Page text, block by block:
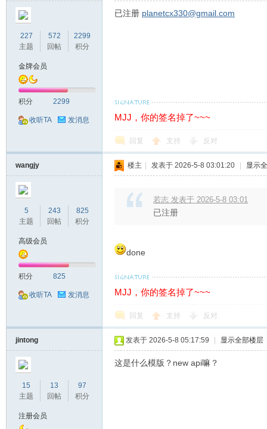
227
主题
572
回帖
2299
积分
金牌会员
积分 2299
收听TA 发消息
已注册 planetcx330@gmail.com
MJJ，你的签名掉了~~~
回复 支持 反对
wangjy
5
主题
243
回帖
825
积分
高级会员
积分 825
收听TA 发消息
楼主 发表于 2026-5-8 03:01:20 显示
若志 发表于 2026-5-8 03:01
已注册
done
MJJ，你的签名掉了~~~
回复 支持 反对
jintong
15
主题
13
回帖
97
积分
注册会员
发表于 2026-5-8 05:17:59 显示全部楼层
这是什么模版？new api嘛？